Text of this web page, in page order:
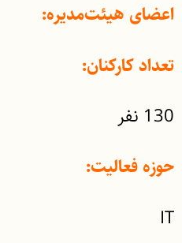
اعضای هیئت‌مدیره:
تعداد کارکنان:
130 نفر
حوزه فعالیت:
IT